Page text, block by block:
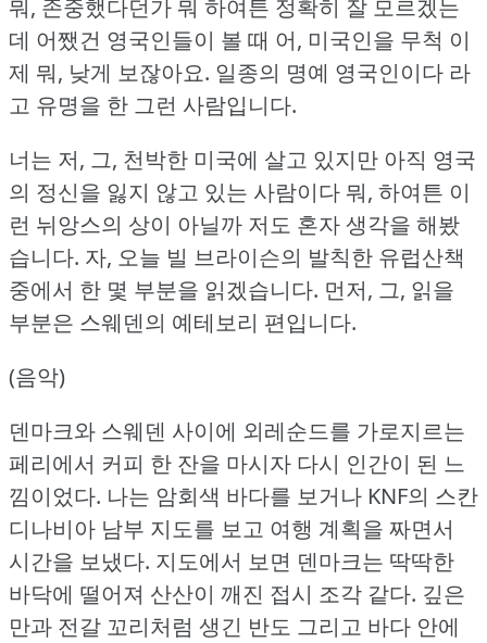
뭐, 존중했다던가 뭐 하여튼 정확히 잘 모르겠는
데 어쨌건 영국인들이 볼 때 어, 미국인을 무척 이
제 뭐, 낮게 보잖아요. 일종의 명예 영국인이다 라
고 유명을 한 그런 사람입니다.
너는 저, 그, 천박한 미국에 살고 있지만 아직 영국
의 정신을 잃지 않고 있는 사람이다 뭐, 하여튼 이
런 뉘앙스의 상이 아닐까 저도 혼자 생각을 해봤
습니다. 자, 오늘 빌 브라이슨의 발칙한 유럽산책
중에서 한 몇 부분을 읽겠습니다. 먼저, 그, 읽을
부분은 스웨덴의 예테보리 편입니다.
(음악)
덴마크와 스웨덴 사이에 외레순드를 가로지르는
페리에서 커피 한 잔을 마시자 다시 인간이 된 느
낌이었다. 나는 암회색 바다를 보거나 KNF의 스칸
디나비아 남부 지도를 보고 여행 계획을 짜면서
시간을 보냈다. 지도에서 보면 덴마크는 딱딱한
바닥에 떨어져 산산이 깨진 접시 조각 같다. 깊은
만과 전갈 꼬리처럼 생긴 반도 그리고 바다 안에